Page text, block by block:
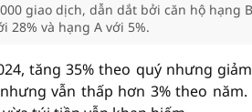
giao dịch, dẫn dắt bởi căn hộ hạng
28% và hạng A với 5%.
tăng 35% theo quý nhưng
vẫn thấp hơn 3% theo năm.